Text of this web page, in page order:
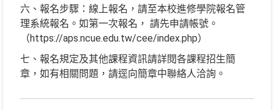
六、報名步驟：線上報名，請至本校進修學院報名管
理系統報名。如第一次報名， 請先申請帳號。
（https://aps.ncue.edu.tw/cee/index.php）
七、報名規定及其他課程資訊請詳閱各課程招生簡
章，如有相關問題，請逕向簡章中聯絡人洽詢。